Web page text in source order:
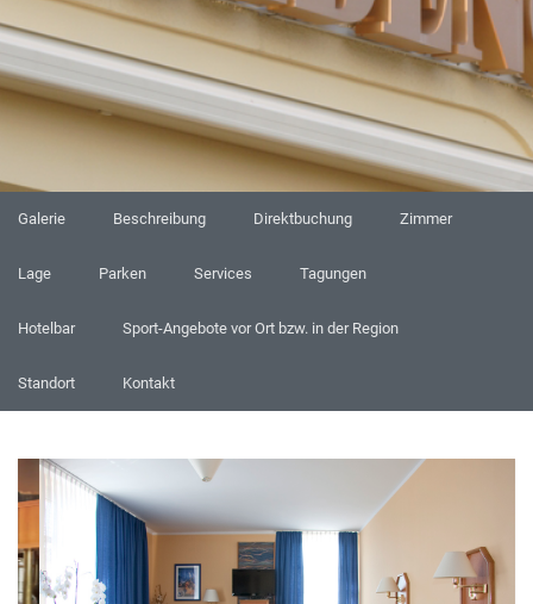
Galerie Beschreibung Direktbuchung Zimmer
Lage Parken Services Tagungen
Hotelbar Sport-Angebote vor Ort bzw. in der Region
Standort Kontakt